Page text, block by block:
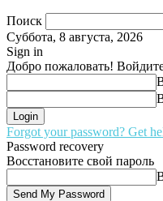
Поиск
Суббота, 8 августа, 2026
Sign in
Добро пожаловать!
Forgot your password? Get
Password recovery
Восстановите свой пароль